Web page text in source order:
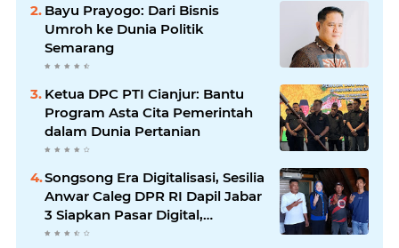
Bayu Prayogo: Dari Bisnis
Umroh ke Dunia Politik
Semarang
Ketua DPC PTI Cianjur: Bantu
Program Asta Cita Pemerintah
dalam Dunia Pertanian
Songsong Era Digitalisasi, Sesilia
Anwar Caleg DPR RI Dapil Jabar
3 Siapkan Pasar Digital,
Pemasaran Komoditas Petani